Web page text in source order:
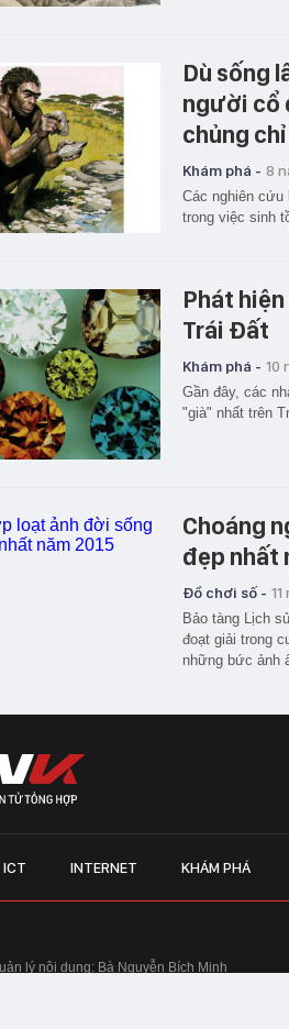
Dù sống
người cổ
chủng
Khám phá - 8
Các nghiên cứu
trong việc sinh
Phát
Trái Đất
Khám phá - 10
Gần đây, các
"già" nhất trên
Choáng
đẹp nhất
Đồ chơi số -
Bảo tàng Lịch
đoạt giải trong
những bức ảnh
ICT INTERNET KHÁM PHÁ
lý nội dung: Bà Nguyễn Bích Minh